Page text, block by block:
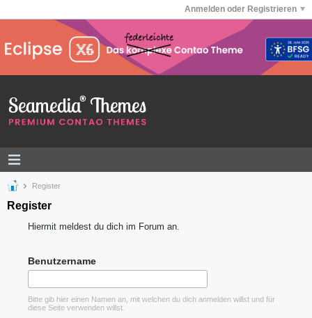
Anmelden oder Registrieren
Register
Register
Hiermit meldest du dich im Forum an.
Benutzername
Bitte gib hier einen Namen an, mit welchen du dich anmelden willst und für
diese Seite verwenden willst.